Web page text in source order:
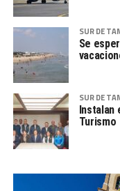
SUR DE
Se
SUR DE
Instalan
Turismo